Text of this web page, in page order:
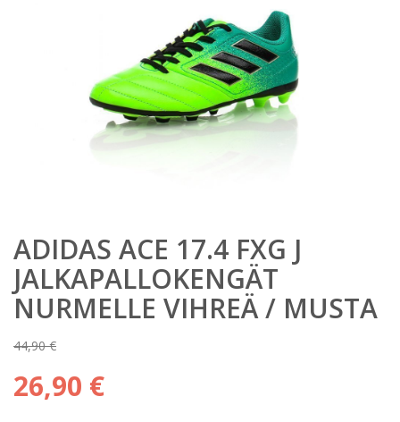
ADIDAS ACE 17.4 FXG J
JALKAPALLOKENGÄT
NURMELLE VIHREÄ / MUSTA
44,90€
Alkuperäinen
hinta
26,90 €